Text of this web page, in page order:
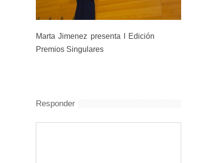
Marta Jimenez presenta I Edición
Premios Singulares
Responder